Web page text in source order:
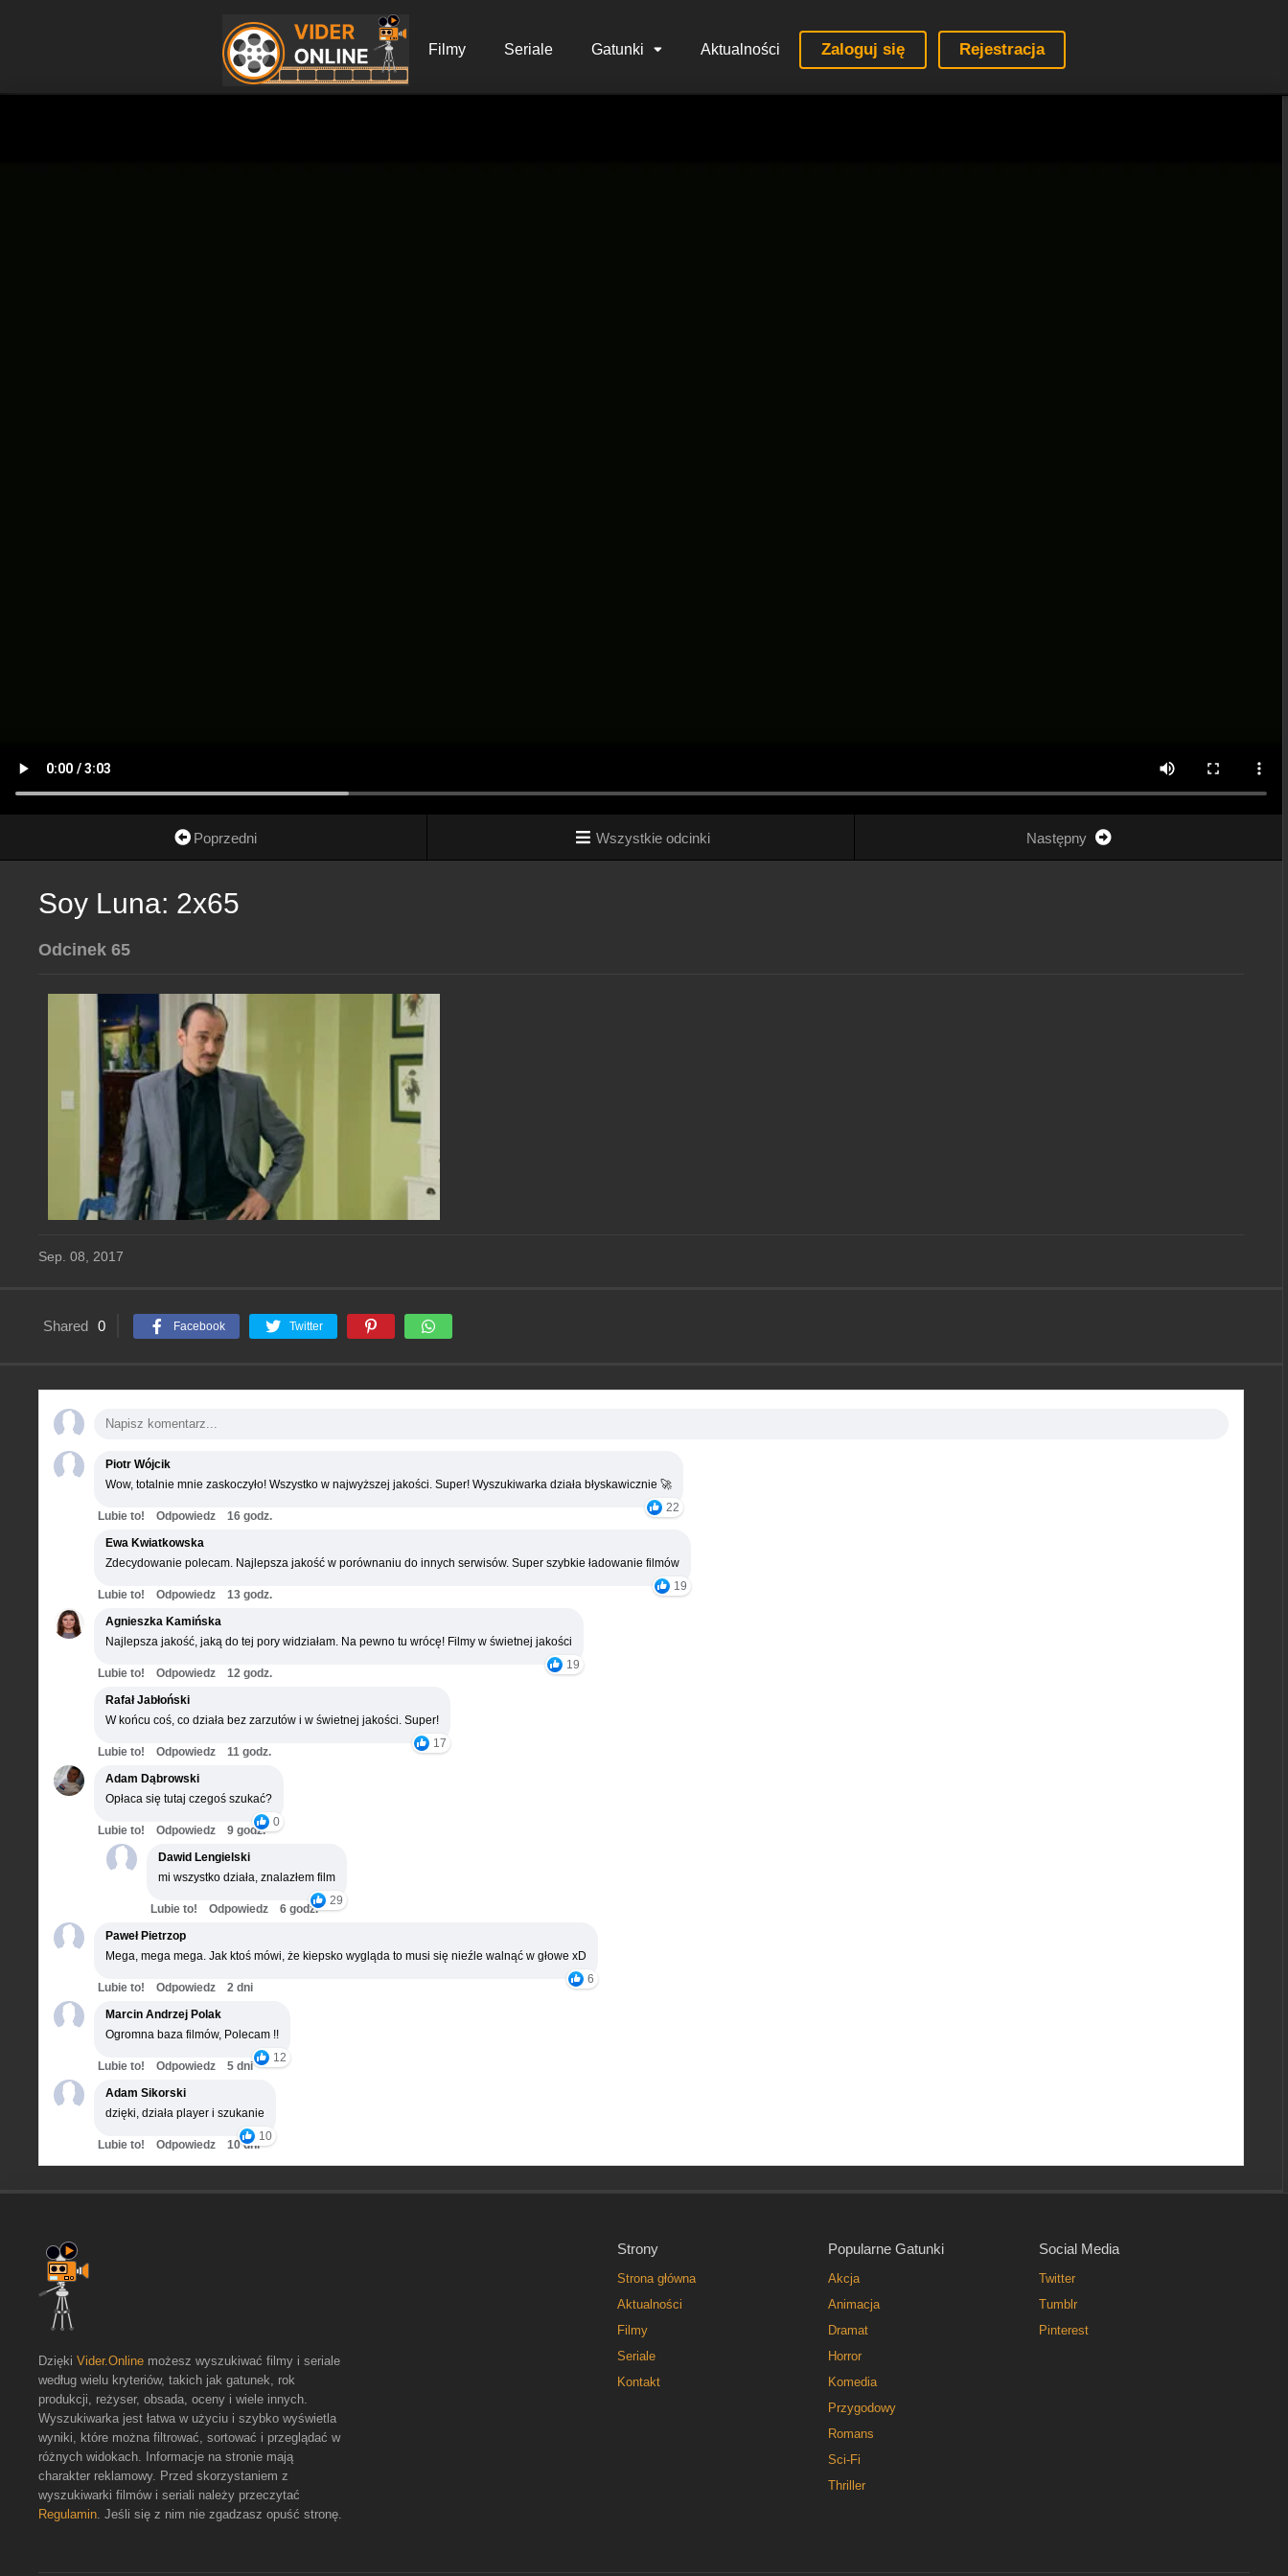
Filmy Seriale Gatunki Aktualności Zaloguj się Rejestracja
Poprzedni Wszystkie odcinki Następny
Soy Luna: 2x65
Odcinek 65
Sep. 08, 2017
Shared 0 Facebook Twitter
Piotr Wójcik
Wow, totalnie mnie zaskoczyło! Wszystko w najwyższej jakości. Super! Wyszukiwarka działa błyskawicznie 🚀
22
Lubie to! Odpowiedz
16 godz.
Ewa Kwiatkowska
Zdecydowanie polecam. Najlepsza jakość w porównaniu do innych serwisów. Super szybkie ładowanie filmów
19
Lubie to! Odpowiedz
13 godz.
Agnieszka Kamińska
Najlepsza jakość, jaką do tej pory widziałam. Na pewno tu wrócę! Filmy w świetnej jakości
19
Lubie to! Odpowiedz
12 godz.
Rafał Jabłoński
W końcu coś, co działa bez zarzutów i w świetnej jakości. Super!
17
Lubie to! Odpowiedz
11 godz.
Adam Dąbrowski
Opłaca się tutaj czegoś szukać?
0
Lubie to! Odpowiedz
9 godz.
Dawid Lengielski
mi wszystko działa, znalazłem film
29
Lubie to! Odpowiedz
6 godz.
Paweł Pietrzop
Mega, mega mega. Jak ktoś mówi, że kiepsko wygląda to musi się nieźle walnąć w głowe xD
6
Lubie to! Odpowiedz
2 dni
Marcin Andrzej Polak
Ogromna baza filmów, Polecam !!
12
Lubie to! Odpowiedz
5 dni
Adam Sikorski
dzięki, działa player i szukanie
10
Lubie to! Odpowiedz 10 dni
Strony
Strona główna
Aktualności
Filmy
Seriale
Kontakt
Popularne Gatunki
Akcja
Animacja
Dramat
Horror
Komedia
Przygodowy
Romans
Sci-Fi
Thriller
Social Media
Twitter
Tumblr
Pinterest
Dzięki Vider.Online możesz wyszukiwać filmy i seriale
według wielu kryteriów, takich jak gatunek, rok
produkcji, reżyser, obsada, oceny i wiele innych.
Wyszukiwarka jest łatwa w użyciu i szybko wyświetla
wyniki, które można filtrować, sortować i przeglądać w
różnych widokach. Informacje na stronie mają
charakter reklamowy. Przed skorzystaniem z
wyszukiwarki filmów i seriali należy przeczytać
Regulamin . Jeśli się z nim nie zgadzasz opuść stronę.